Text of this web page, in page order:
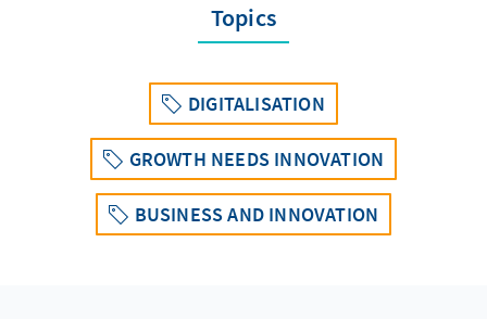
Topics
DIGITALISATION
GROWTH NEEDS INNOVATION
BUSINESS AND INNOVATION